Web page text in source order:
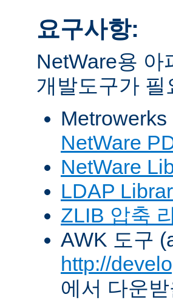
요구사항:
NetWare용 아
개발도구가 필
NetWare
NetWare
LDAP
ZLIB 압축
AWK 도구
http://
에서 다운